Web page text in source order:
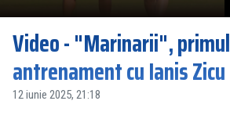
Video - "Marinarii", primul
antrenament cu Ianis Zicu
12 iunie 2025, 21:18